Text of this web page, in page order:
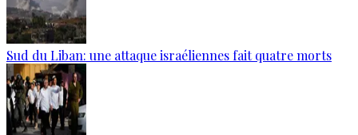
Sud du Liban: une attaque israéliennes fait quatre morts